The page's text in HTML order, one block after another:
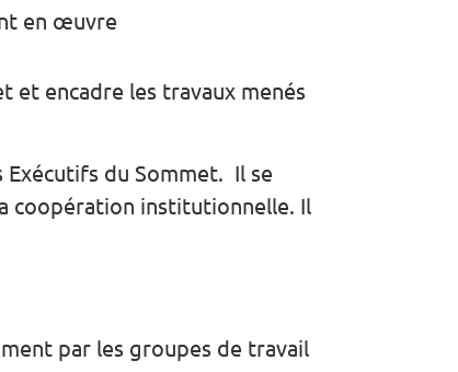
en œuvre
et encadre les travaux menés
Exécutifs du Sommet. Il se
coopération institutionnelle. Il
par les groupes de travail